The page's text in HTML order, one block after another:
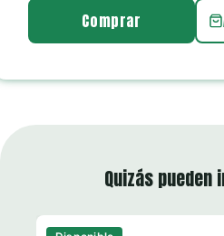
Comprar
Quizás